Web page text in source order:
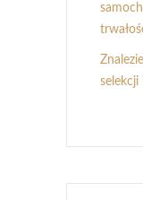
selekcji